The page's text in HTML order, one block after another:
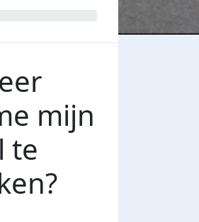
mijn
te